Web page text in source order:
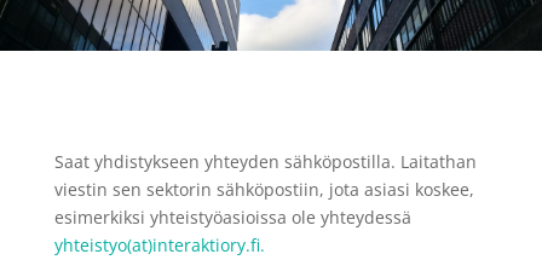
Saat yhdistykseen yhteyden sähköpostilla. Laitathan
viestin sen sektorin sähköpostiin, jota asiasi koskee,
esimerkiksi yhteistyöasioissa ole yhteydessä
yhteistyo(at)interaktiory.fi.